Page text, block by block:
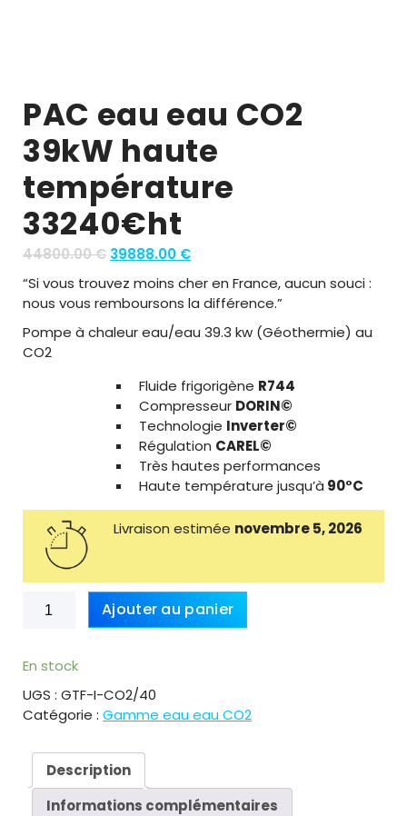
PAC eau eau CO2
39kW haute
température
33240€ht
44800.00€ O
i
g
i
p
c
e
w
a
4
4
8
.
0
€
.
39888.00 €C
r
r
e
p
r
i
c
e
i
s
:
8
8
8
“Si vous trouvez moins cher en France, aucun souci :
nous vous remboursons la différence.”
Pompe à chaleur eau/eau 39.3 kw (Géothermie) au
CO2
Fluide frigorigène R744
Compresseur DORIN©
Technologie Inverter©
Régulation CAREL©
Très hautes performances
Haute température jusqu’à 90°C
Livraison estimée novembre 5, 2026
quantité
eau
CO2
39kW
température
33240€ht
Ajouter au panier
En stock
UGS : GTF-I-CO2/40
Catégorie : Gamme eau eau CO2
Description
Informations complémentaires